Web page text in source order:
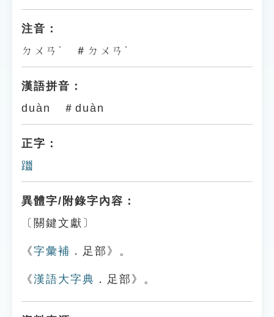
注音：
ㄉㄨㄢˋ ＃ㄉㄨㄢˋ
漢語拼音：
duàn ＃duàn
正字：
躖
異體字/附錄字內容：
〔關鍵文獻〕
《字彙補 ．足部》。
《漢語大字典 ．足部》。